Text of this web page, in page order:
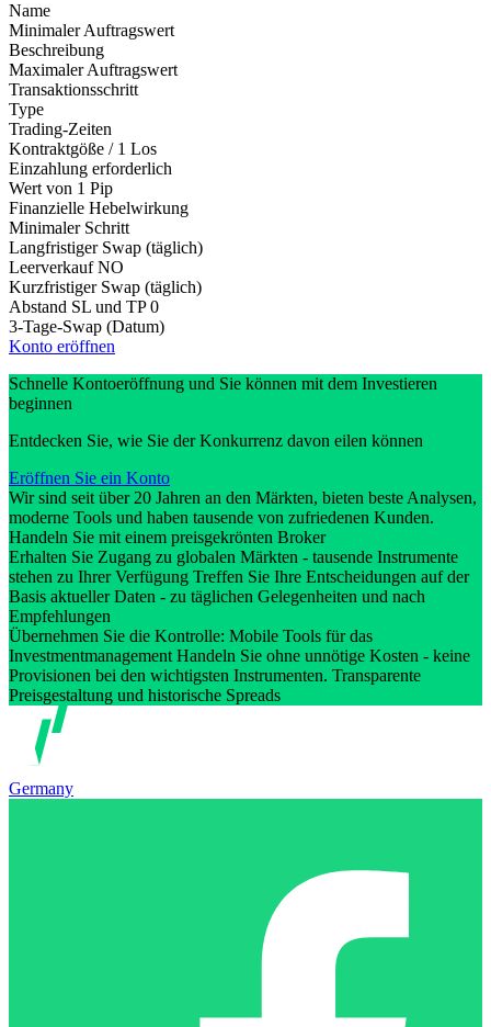
Name
Minimaler Auftragswert
Beschreibung
Maximaler Auftragswert
Transaktionsschritt
Type
Trading-Zeiten
Kontraktgöße / 1 Los
Einzahlung erforderlich
Wert von 1 Pip
Finanzielle Hebelwirkung
Minimaler Schritt
Langfristiger Swap (täglich)
Leerverkauf NO
Kurzfristiger Swap (täglich)
Abstand SL und TP 0
3-Tage-Swap (Datum)
Konto eröffnen
Schnelle Kontoeröffnung und Sie können mit dem Investieren
beginnen
Entdecken Sie, wie Sie der Konkurrenz davon eilen können
Eröffnen Sie ein Konto
Wir sind seit über 20 Jahren an den Märkten, bieten beste Analysen,
moderne Tools und haben tausende von zufriedenen Kunden.
Handeln Sie mit einem preisgekrönten Broker
Erhalten Sie Zugang zu globalen Märkten - tausende Instrumente
stehen zu Ihrer Verfügung Treffen Sie Ihre Entscheidungen auf der
Basis aktueller Daten - zu täglichen Gelegenheiten und nach
Empfehlungen
Übernehmen Sie die Kontrolle: Mobile Tools für das
Investmentmanagement Handeln Sie ohne unnötige Kosten - keine
Provisionen bei den wichtigsten Instrumenten. Transparente
Preisgestaltung und historische Spreads
Germany